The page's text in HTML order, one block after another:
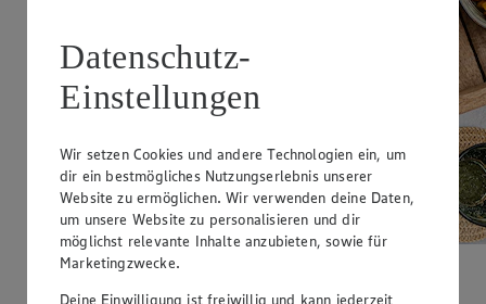
Datenschutz-
Einstellungen
Wir setzen Cookies und andere Technologien ein, um
dir ein bestmögliches Nutzungserlebnis unserer
Website zu ermöglichen. Wir verwenden deine Daten,
um unsere Website zu personalisieren und dir
möglichst relevante Inhalte anzubieten, sowie für
Marketingzwecke.
Deine Einwilligung ist freiwillig und kann jederzeit